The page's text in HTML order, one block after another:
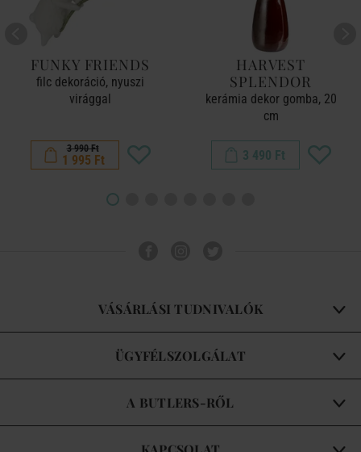
FUNKY FRIENDS
filc dekoráció, nyuszi
virággal
3 990 Ft
1 995 Ft
HARVEST
SPLENDOR
kerámia dekor gomba, 20
cm
3 490 Ft
VÁSÁRLÁSI TUDNIVALÓK
ÜGYFÉLSZOLGÁLAT
A BUTLERS-RŐL